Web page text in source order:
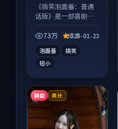
《搞笑泡面番：普通
话版》是一部喜剧向
在线，配乐与镜头配
73万 8.8
2025-01-23
泡面番
搞笑
短小
韩国 高分